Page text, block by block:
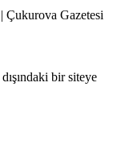
dışındaki bir siteye